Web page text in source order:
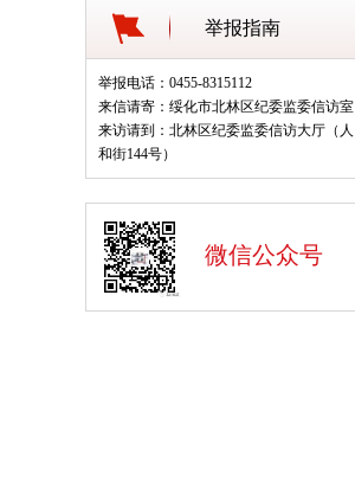
举报指南
举报电话：0455-8315112
来信请寄：绥化市北林区纪委监委信访室
来访请到：北林区纪委监委信访大厅（人
和街144号）
微信公众号